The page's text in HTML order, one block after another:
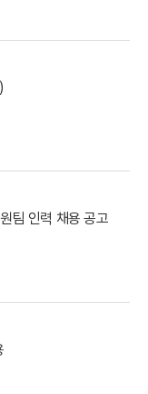
팀 인력 채용 공고